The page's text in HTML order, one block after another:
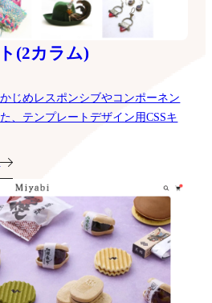
(2カラム)
じめレスポンシブやコンポーネン
、テンプレートデザイン用CSSキ